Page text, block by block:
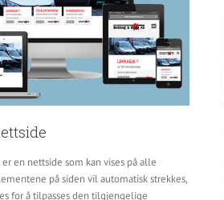
en nettside som kan vises på alle
på siden vil automatisk strekkes,
for å tilpasses den tilgjengelige